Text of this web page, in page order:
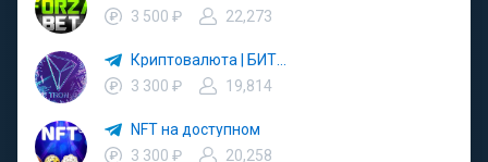
3 500 ₽
22,273
3 300 ₽
19,814
NFT на доступном
3 300 ₽
20,258